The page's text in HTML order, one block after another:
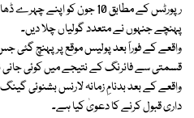
پہنچے جنہوں نے متعدد گولیاں چلا دیں۔
واقعے کے فوراً بعد پولیس موقع پر پہنچ گئی
قسمتی سے فائرنگ کے نتیجے میں کوئی جانی
واقعے کے بعد بدنامِ زمانہ لارنس بشنوئی
داری قبول کرنے کا دعویٰ کیا ہے۔